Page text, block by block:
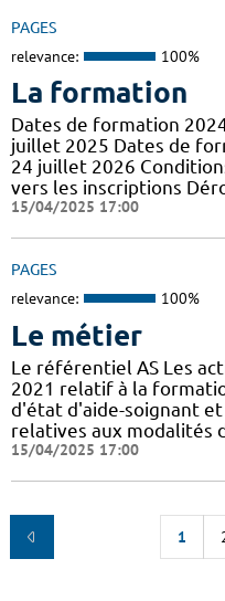
PAGES
relevance: 100%
La formation
Dates de formation
juillet 2025 Dates de
24 juillet 2026
vers les inscriptions
15/04/2025 17:00
PAGES
relevance: 100%
Le métier
Le référentiel AS Les
2021 relatif à la
d'état d'aide-soignant
relatives aux modalités
15/04/2025 17:00
1